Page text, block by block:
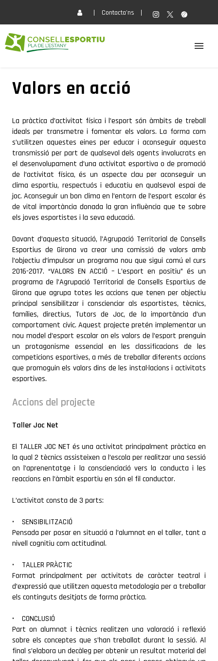
Contacta'ns
EL CONSELL
SERVEIS
FORMACIÓ
ACTUALITAT
Valors en acció
La pràctica d’activitat física i l’esport són àmbits de treball
ideals per transmetre i fomentar els valors. La forma com
s’utilitzen aquestes eines per educar i aconseguir aquesta
transmissió per part de qualsevol dels agents involucrats en
el desenvolupament d’una activitat esportiva o de promoció
de l’activitat física, és un aspecte clau per aconseguir un
clima esportiu, respectuós i educatiu en qualsevol espai de
joc. Aconseguir un bon clima en l’entorn de l’esport escolar és
de vital importància donada la gran influència que te sobre
els joves esportistes i la seva educació.
Davant d’aquesta situació, l’Agrupació Territorial de Consells
Esportius de Girona va crear una comissió de valors amb
l’objectiu d’impulsar un programa nou que sigui comú el curs
2016-2017. “VALORS EN ACCIÓ – L’esport en positiu” és un
programa de l’Agrupació Territorial de Consells Esportius de
Girona que agrupa totes les accions que tenen per objectiu
principal sensibilitzar i conscienciar als esportistes, tècnics,
famílies, directius, Tutors de Joc, de la importància d’un
comportament cívic. Aquest projecte pretén implementar un
nou model d’esport escolar on els valors de l’esport prenguin
un protagonisme essencial en les classificacions de les
competicions esportives, a més de treballar diferents accions
que promoguin els valors dins de les instal·lacions i activitats
esportives.
Accions del projecte
Taller Joc Net
El TALLER JOC NET és una activitat principalment pràctica en
la qual 2 tècnics assisteixen a l’escola per realitzar una sessió
on l’aprenentatge i la conscienciació vers la conducta i les
reaccions en l’àmbit esportiu en són el fil conductor.
L’activitat consta de 3 parts:
• SENSIBILITZACIÓ
Pensada per posar en situació a l’alumnat en el taller, tant a
nivell cognitiu com actitudinal.
• TALLER PRÀCTIC
Format principalment per activitats de caràcter teatral i
d’expressió que utilitzen aquesta metodologia per a treballar
els continguts desitjats de forma pràctica.
• CONCLUSIÓ
Part on alumnat i tècnics realitzen una valoració i reflexió
sobre els conceptes que s’han treballat durant la sessió. Al
final s’elabora un decàleg per obtenir un resultat material del